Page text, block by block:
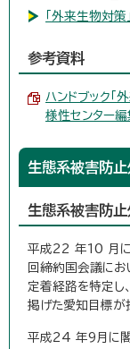
「外来生物対策
参考資料
ハンドブック「
様性センター編
生態系被害防
生態系被害防止
平成22 年10 月
回締約国会議に
定着経路を特定し
掲げた愛知目標が
平成24 年9月に